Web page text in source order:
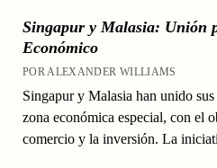
Singapur y Malasia: Unión
Económico
POR ALEXANDER WILLIAMS
Singapur y Malasia han unido
zona económica especial, con el
comercio y la inversión. La